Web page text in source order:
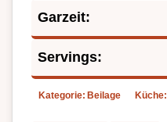
Garzeit:
Servings:
Kategorie: Beilage Küche: